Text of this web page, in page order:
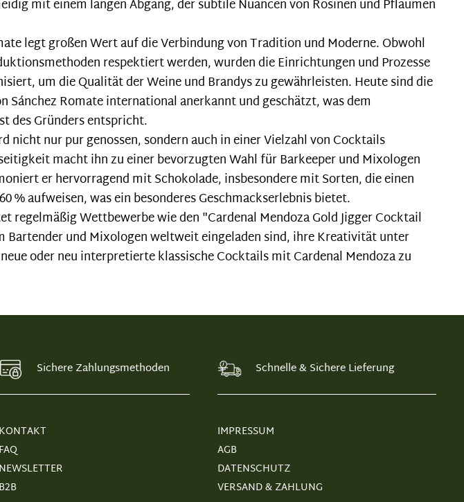
mit einem langen Abgang, der subtile Nuancen von Rosinen und Pflaumen
legt großen Wert auf die Verbindung von Tradition und Moderne. Obwohl
respektiert werden, wurden die Einrichtungen und Prozesse
um die Qualität der Weine und Brandys zu gewährleisten. Heute sind die
Sánchez Romate international anerkannt und geschätzt, was dem
des Gründers entspricht.
nicht nur pur genossen, sondern auch in einer Vielzahl von Cocktails
macht ihn zu einer bevorzugten Wahl für Barkeeper und Mixologen
er hervorragend mit Schokolade, insbesondere mit Sorten, die einen
% aufweisen, was ein besonderes Geschmackserlebnis bietet.
regelmäßig Wettbewerbe wie den "Cardenal Mendoza Gold Jigger Cocktail
Bartender und Mixologen weltweit eingeladen sind, ihre Kreativität unter
oder neu interpretierte klassische Cocktails mit Cardenal Mendoza zu
Sichere Zahlungsmethoden Schnelle & Sichere Lieferung
KONTAKT
FAQ
NEWSLETTER
B2B
IMPRESSUM
AGB
DATENSCHUTZ
VERSAND & ZAHLUNG